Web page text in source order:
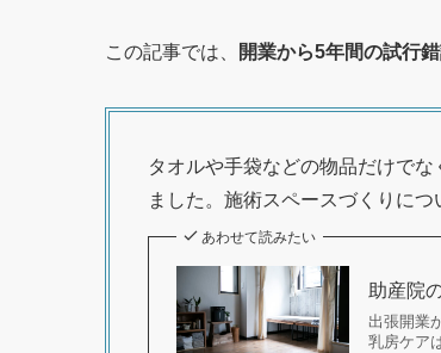
この記事では、 開業から5年間の試行
タオルや手袋などの物品だけで
ました。施術スペースづくりに
あわせて読みたい
助産院
出張開業
乳房ケア